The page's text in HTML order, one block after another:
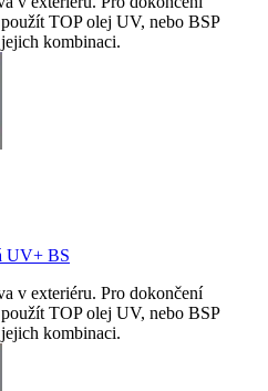
TOP olej UV, nebo BSP
kombinaci.
UV+ BS
v exteriéru. Pro dokončení
TOP olej UV, nebo BSP
kombinaci.